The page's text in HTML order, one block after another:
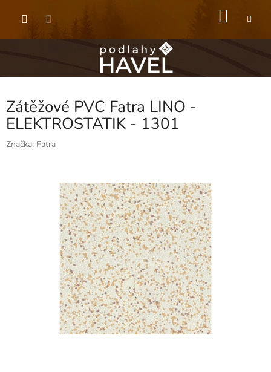
Zátěžové PVC Fatra LINO -
ELEKTROSTATIK - 1301
Značka: Fatra